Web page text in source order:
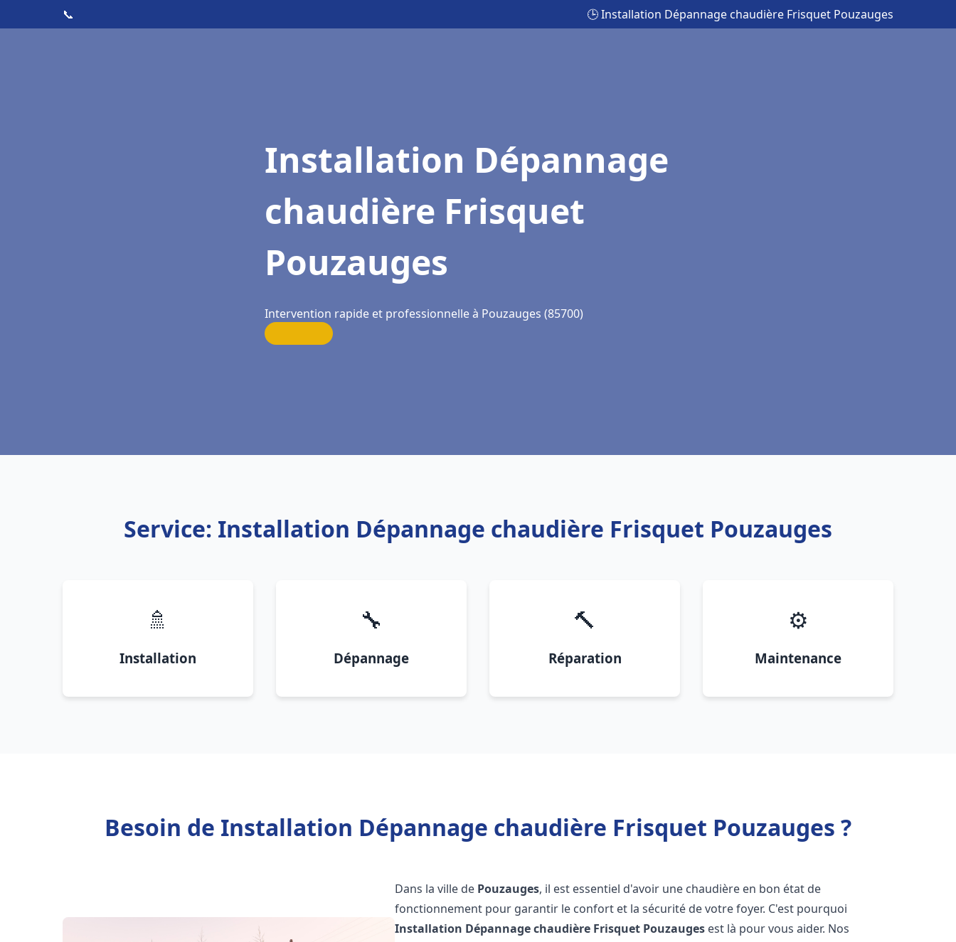
📞 🕒 Installation Dépannage chaudière Frisquet Pouzauges
Installation Dépannage
chaudière Frisquet
Pouzauges
Intervention rapide et professionnelle à Pouzauges (85700)
Service: Installation Dépannage chaudière Frisquet Pouzauges
🚿
Installation
🔧
Dépannage
🔨
Réparation
⚙️
Maintenance
Besoin de Installation Dépannage chaudière Frisquet Pouzauges ?
Dans la ville de Pouzauges, il est essentiel d'avoir une chaudière en bon état de
fonctionnement pour garantir le confort et la sécurité de votre foyer. C'est pourquoi
Installation Dépannage chaudière Frisquet Pouzauges est là pour vous aider. Nos